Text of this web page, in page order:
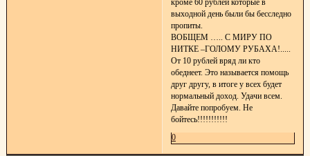
выходной день были бы бесследно
пропиты.
ВОБЩЕМ ….. С МИРУ ПО
НИТКЕ –ГОЛОМУ РУБАХА!.....
От 10 рублей вряд ли кто
обеднеет. Это называется помощь
друг другу, в итоге у всех будет
нормальный доход. Удачи всем.
Давайте попробуем. Не
бойтесь!!!!!!!!!!!
0